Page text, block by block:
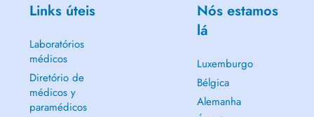
Links úteis
Laboratórios
médicos
Diretório de
médicos y
paramédicos
Nós estamos
lá
Luxemburgo
Bélgica
Alemanha